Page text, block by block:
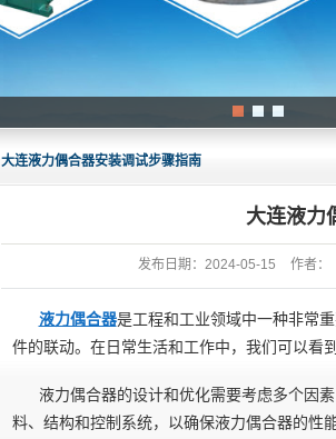
大连液力偶合器安装调试步骤指南
大连液力
发布日期： 2024-05-15 作者：
液力偶合器是工程和工业领域中一种非常
件的联动。在日常生活和工作中，我们可以看
液力偶合器的设计和优化需要考虑多个因
料、结构和控制系统，以确保液力偶合器的性